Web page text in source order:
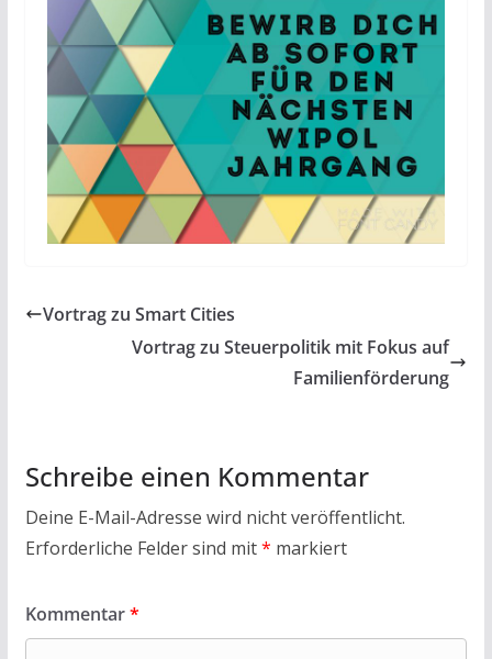
Vortrag zu Smart Cities
Vortrag zu Steuerpolitik mit Fokus auf
Familienförderung
Schreibe einen Kommentar
Deine E-Mail-Adresse wird nicht veröffentlicht.
Erforderliche Felder sind mit* markiert
Kommentar*